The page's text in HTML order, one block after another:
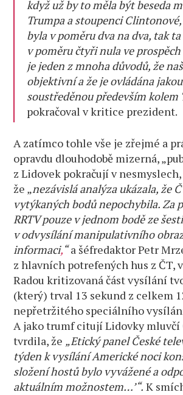
když už by to měla být beseda
Trumpa a stoupenci
byla v poměru dva na dva, tak
v poměru čtyři nula ve
je jeden z mnoha důvodů, že
objektivní a že je ovládána
soustředěnou především kolem
pokračoval v kritice prezident.
A zatímco tohle vše je zřejmé a
opravdu dlouhodobě mizerná,
z Lidovek pokračují v
že „nezávislá analýza ukázala, že
vytýkaných bodů nepochybila. Za
RRTV pouze v jednom bodě ze
v odvysílání manipulativního
informaci,“a šéfredaktor Petr
z hlavních potrefených hus z ČT,
Radou kritizovaná část vysílání
(který) trval 13 sekund z celkem
nepřetržitého speciálního
A jako trumf citují Lidovky mluvčí
tvrdila, že „Etický panel České
týden k vysílání Americké noci
složení hostů bylo vyvážené a
aktuálním možnostem…’“. K